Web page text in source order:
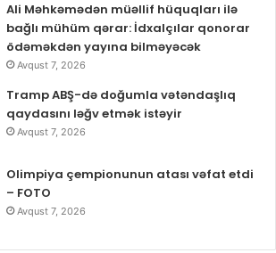
Ali Məhkəmədən müəllif hüquqları ilə
bağlı mühüm qərar: İdxalçılar qonorar
ödəməkdən yayına bilməyəcək
Avqust 7, 2026
Tramp ABŞ-də doğumla vətəndaşlıq
qaydasını ləğv etmək istəyir
Avqust 7, 2026
Olimpiya çempionunun atası vəfat etdi
– FOTO
Avqust 7, 2026